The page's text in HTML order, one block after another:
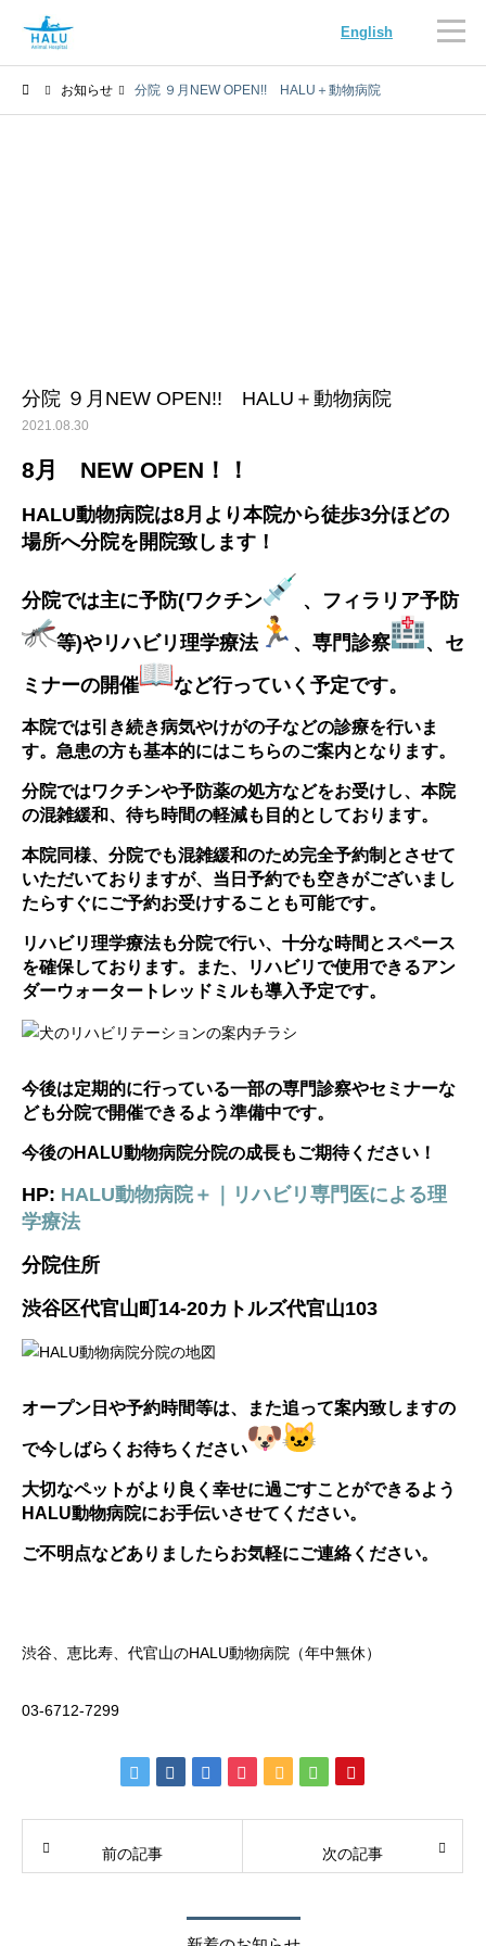
English
お知らせ 分院 ９月NEW OPEN!! HALU＋動物病院
分院 ９月NEW OPEN!! HALU＋動物病院
2021.08.30
8月 NEW OPEN！！
HALU動物病院は8月より本院から徒歩3分ほどの
場所へ分院を開院致します！
分院では主に予防(ワクチン
、フィラリア予防
等)やリハビリ理学療法
‍、専門診察
、セ
ミナーの開催
など行っていく予定です。
本院では引き続き病気やけがの子などの診療を行いま
す。急患の方も基本的にはこちらのご案内となります。
分院ではワクチンや予防薬の処方などをお受けし、本院
の混雑緩和、待ち時間の軽減も目的としております。
本院同様、分院でも混雑緩和のため完全予約制とさせて
いただいておりますが、当日予約でも空きがございまし
たらすぐにご予約お受けすることも可能です。
リハビリ理学療法も分院で行い、十分な時間とスペース
を確保しております。また、リハビリで使用できるアン
ダーウォータートレッドミルも導入予定です。
今後は定期的に行っている一部の専門診察やセミナーな
ども分院で開催できるよう準備中です。
今後のHALU動物病院分院の成長もご期待ください！
HP: HALU動物病院＋｜リハビリ専門医による理
学療法
分院住所
渋谷区代官山町14-20カトルズ代官山103
オープン日や予約時間等は、また追って案内致しますの
で今しばらくお待ちください
大切なペットがより良く幸せに過ごすことができるよう
HALU動物病院にお手伝いさせてください。
ご不明点などありましたらお気軽にご連絡ください。
渋谷、恵比寿、代官山のHALU動物病院（年中無休）
03-6712-7299
前の記事 次の記事